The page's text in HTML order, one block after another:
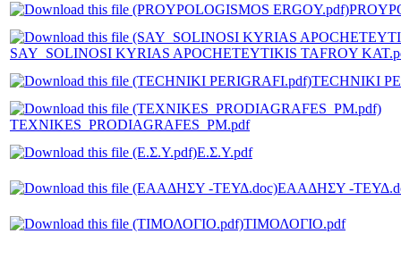
SAY_SOLINOSI KYRIAS APOCHETEYTIKIS TAFROY
TECHNIKI
TEXNIKES_PRODIAGRAFES_PM.pdf
Ε.Σ.Υ.pdf
ΕΑΑΔΗΣΥ -
ΤΙΜΟΛΟΓΙΟ.pdf